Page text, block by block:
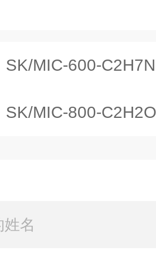
SK/MIC-600-C2H7NO-Y东日
SK/MIC-800-C2H2O-Y东日瀛能